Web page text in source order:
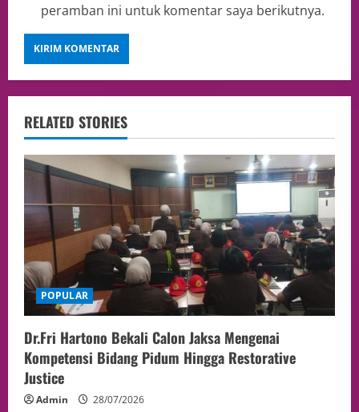
peramban ini untuk komentar saya berikutnya.
RELATED STORIES
POPULAR
Dr.Fri Hartono Bekali Calon Jaksa Mengenai
Kompetensi Bidang Pidum Hingga Restorative
Justice
Admin 28/07/2026